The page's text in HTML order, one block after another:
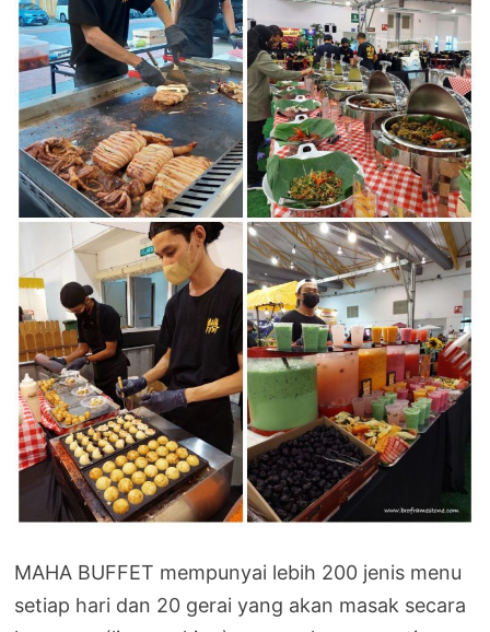
MAHA BUFFET mempunyai lebih 200 jenis menu
setiap hari dan 20 gerai yang akan masak secara